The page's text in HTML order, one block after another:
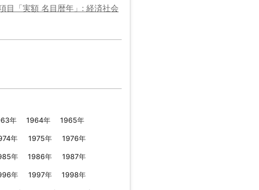
目「実額 名目暦年」: 経済社会
年 1964年 1965年
年 1975年 1976年
年 1986年 1987年
年 1997年 1998年